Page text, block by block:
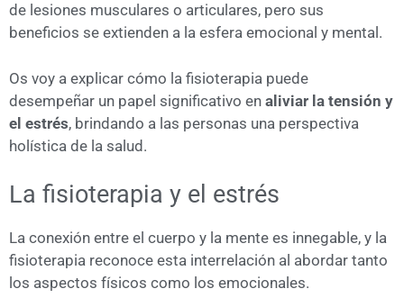
de lesiones musculares o articulares, pero sus
beneficios se extienden a la esfera emocional y mental.
Os voy a explicar cómo la fisioterapia puede
desempeñar un papel significativo en aliviar la tensión y
el estrés, brindando a las personas una perspectiva
holística de la salud.
La fisioterapia y el estrés
La conexión entre el cuerpo y la mente es innegable, y la
fisioterapia reconoce esta interrelación al abordar tanto
los aspectos físicos como los emocionales.